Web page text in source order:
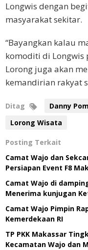
Longwis dengan
masyarakat sekitar.
“Bayangkan kalau
komoditi di Longwis
Lorong juga akan
kemandirian rakyat
Ditag Danny
Lorong Wisata
Posting Terkait
Camat Wajo dan
Persiapan Event F8
Camat Wajo di
Menerima kunjugan
Camat Wajo Pimpin
Kemerdekaan RI
TP PKK Makassar
Kecamatan Wajo dan